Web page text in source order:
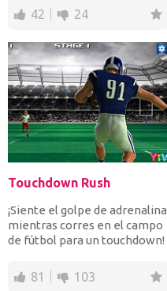
42 24
Touchdown Rush
¡Siente el golpe de adrenalina
mientras corres en el campo
de fútbol para un touchdown!
81 103